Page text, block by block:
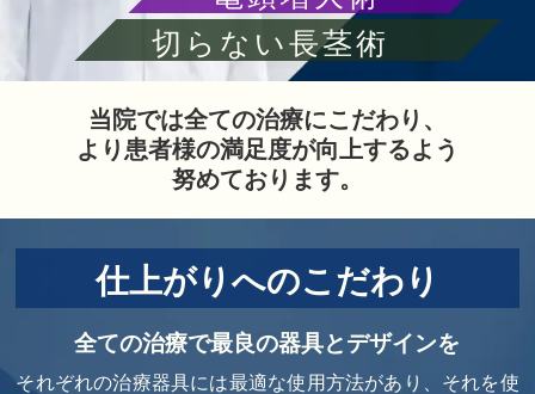
切らない長茎術
当院では全ての治療にこだわり、
より患者様の満足度が向上するよう
努めております。
仕上がりへのこだわり
全ての治療で最良の器具とデザインを
それぞれの治療器具には最適な使用方法があり、それを使